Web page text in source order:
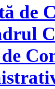
de